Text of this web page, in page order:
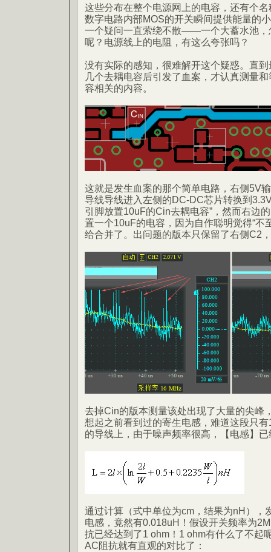
这些分布在整个电源网上的电容，还有个名
数字电路内部MOS的开关瞬间提供能量的
一个疑问一直萦绕不散——一个大蓄水池，
呢？电源线上的电阻，有这么夸张吗？
没有实际的感知，很难解开这个疑惑。直
几个去耦电容后引发了血案，才认真测量
容相关的内容。
这就是发生血案的那个简单电路，右侧5V
导线导线进入左侧的DC-DC芯片转换到
引脚放置10uF的Cin去耦电容”，然而右边
置一个10uF的电容，因为自作聪明觉得“不
给合并了。出问题的版本只保留了右侧C2
去掉Cin的版本测量该处出现了大量的尖峰
想起之前看到过的寄生电感，难道这段只
的导线上，由于噪声频率很高，【电感】
通过计算（式中单位为cm，结果为nH），
电感，竟然有0.018uH！假设开关频率为
抗已经达到了1 ohm！1 ohm有什么了不起
AC阻抗就有直观的对比了：